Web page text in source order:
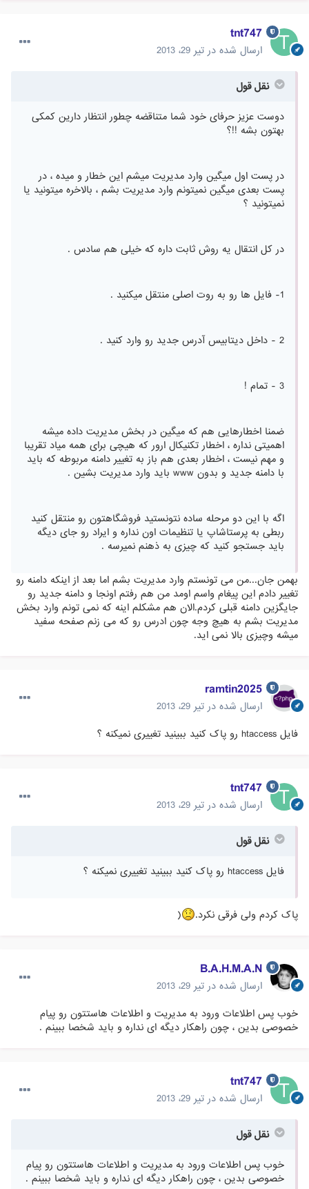
tnt747
ارسال شده در تیر 29، 2013
نقل قول
دوست عزیز حرفای خود شما متناقضه چطور انتظار دارین کمکی
بهتون بشه !!؟
در پست اول میگین وارد مدیریت میشم این خطار و میده ، در
پست بعدی میگین نمیتونم وارد مدیریت بشم ، بالاخره میتونید یا
نمیتونید ؟
در کل انتقال یه روش ثابت داره که خیلی هم سادس .
2 - داخل دیتابیس آدرس جدید رو وارد کنید .
3 - تمام !
ضمنا اخطارهایی هم که میگین در بخش مدیریت داده میشه
اهمیتی نداره ، اخطار تکنیکال ارور که هیچی برای همه میاد تقریبا
و مهم نیست ، اخطار بعدی هم باز به تغییر دامنه مربوطه که باید
با دامنه جدید و بدون www باید وارد مدیریت بشین .
اگه با این دو مرحله ساده نتونستید فروشگاهتون رو منتقل کنید
ربطی به پرستاشاپ یا تنظیمات اون نداره و ایراد رو جای دیگه
باید جستجو کنید که چیزی به ذهنم نمیرسه .
بهمن جان...من می تونستم وارد مدیریت بشم اما بعد از اینکه دامنه رو
تغییر دادم این پیغام واسم اومد من هم رفتم اونجا و دامنه جدید رو
جایگزین دامنه قبلی کردم.الان هم مشکلم اینه که نمی تونم وارد بخش
مدیریت بشم به هیچ وجه چون ادرس رو که می زنم صفحه سفید
میشه وچیزی بالا نمی اید.
ramtin2025
ارسال شده در تیر 29، 2013
فایل htaccess رو پاک کنید ببینید تغییری نمیکنه ؟
tnt747
ارسال شده در تیر 29، 2013
نقل قول
فایل htaccess رو پاک کنید ببینید تغییری نمیکنه ؟
پاک کردم ولی فرقی نکرد. (
B.A.H.M.A.N
ارسال شده در تیر 29، 2013
خوب پس اطلاعات ورود به مدیریت و اطلاعات هاستتون رو پیام
خصوصی بدین ، چون راهکار دیگه ای نداره و باید شخصا ببینم .
tnt747
ارسال شده در تیر 29، 2013
نقل قول
خوب پس اطلاعات ورود به مدیریت و اطلاعات هاستتون رو پیام
خصوصی بدین ، چون راهکار دیگه ای نداره و باید شخصا ببینم .